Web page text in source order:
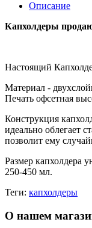
Описание
Капхолдеры
Настоящий
Материал -
Печать офсетная
Конструкция
идеально облегает
позволит ему
Размер капхолдера
250-450 мл.
Теги: капхолдеры
О нашем